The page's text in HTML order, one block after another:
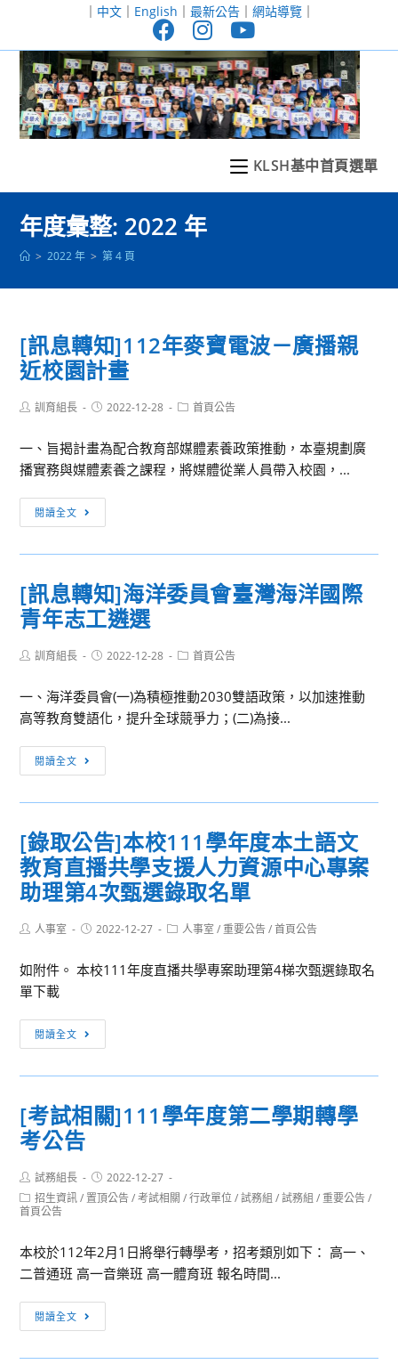
至
｜ 中文｜ English ｜ 最新公告｜ 網站導覽｜
KLSH基中首頁選單
年度彙整: 2022 年
> 2022 年 > 第 4 頁
[訊息轉知]112年麥寶電波－廣播親
近校園計畫
Post訓育組長
Post2022-12-28
Post首頁公告
一、旨揭計畫為配合教育部媒體素養政策推動，本臺規劃廣
播實務與媒體素養之課程，將媒體從業人員帶入校園，...
閱讀全文
息
轉
年
麥
電
－
廣
播
校
園
計
畫
[訊息轉知]海洋委員會臺灣海洋國際
青年志工遴選
Post訓育組長
Post2022-12-28
Post首頁公告
一、海洋委員會(一)為積極推動2030雙語政策，以加速推動
高等教育雙語化，提升全球競爭力；(二)為接...
閱讀全文
息
轉
海
洋
委
員
會
灣
青
志
選
[錄取公告]本校111學年度本土語文
教育直播共學支援人力資源中心專案
助理第4次甄選錄取名單
Post人事室
Post2022-12-27
Post人事室 / 重要公告 / 首頁公告
如附件。 本校111年度直播共學專案助理第4梯次甄選錄取名
單下載
閱讀全文
取
公
本
學
年
本
土
語
文
教
[考試相關]111學年度第二學期轉學
考公告
Post
author:
試務組長
Post
published:
2022-12-27
Post
category:
招生資訊 / 置頂公告 / 考試相關 / 行政單位 / 試務組 / 試務組 / 重要公告 /
首頁公告
本校於112年2月1日將舉行轉學考，招考類別如下： 高一、
二普通班 高一音樂班 高一體育班 報名時間...
閱讀全文
試
相